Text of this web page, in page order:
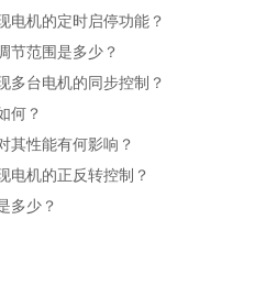
电机的定时启停功能？
节范围是多少？
多台电机的同步控制？
何？
其性能有何影响？
电机的正反转控制？
多少？